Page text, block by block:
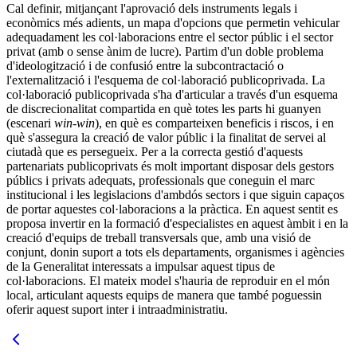
Cal definir, mitjançant l'aprovació dels instruments legals i
econòmics més adients, un mapa d'opcions que permetin vehicular
adequadament les col·laboracions entre el sector públic i el sector
privat (amb o sense ànim de lucre). Partim d'un doble problema
d'ideologització i de confusió entre la subcontractació o
l'externalització i l'esquema de col·laboració publicoprivada. La
col·laboració publicoprivada s'ha d'articular a través d'un esquema
de discrecionalitat compartida en què totes les parts hi guanyen
(escenari win-win), en què es comparteixen beneficis i riscos, i en
què s'assegura la creació de valor públic i la finalitat de servei al
ciutadà que es persegueix. Per a la correcta gestió d'aquests
partenariats publicoprivats és molt important disposar dels gestors
públics i privats adequats, professionals que coneguin el marc
institucional i les legislacions d'ambdós sectors i que siguin capaços
de portar aquestes col·laboracions a la pràctica. En aquest sentit es
proposa invertir en la formació d'especialistes en aquest àmbit i en la
creació d'equips de treball transversals que, amb una visió de
conjunt, donin suport a tots els departaments, organismes i agències
de la Generalitat interessats a impulsar aquest tipus de
col·laboracions. El mateix model s'hauria de reproduir en el món
local, articulant aquests equips de manera que també poguessin
oferir aquest suport inter i intraadministratiu.